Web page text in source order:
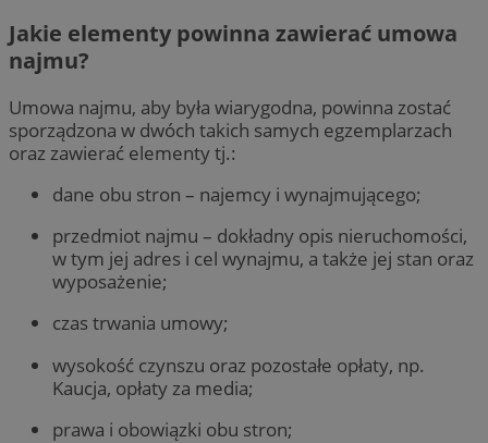
Jakie elementy powinna zawierać umowa
najmu?
Umowa najmu, aby była wiarygodna, powinna zostać
sporządzona w dwóch takich samych egzemplarzach
oraz zawierać elementy tj.:
dane obu stron – najemcy i wynajmującego;
przedmiot najmu – dokładny opis nieruchomości,
w tym jej adres i cel wynajmu, a także jej stan oraz
wyposażenie;
czas trwania umowy;
wysokość czynszu oraz pozostałe opłaty, np.
Kaucja, opłaty za media;
prawa i obowiązki obu stron;